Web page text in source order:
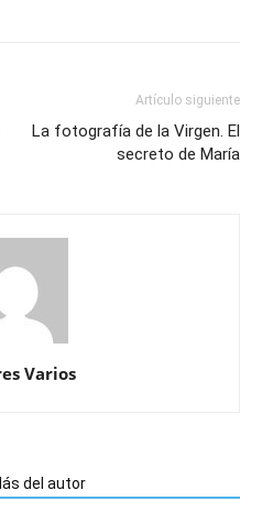
Artículo siguiente
La fotografía de la Virgen. El
secreto de María
Varios
del autor